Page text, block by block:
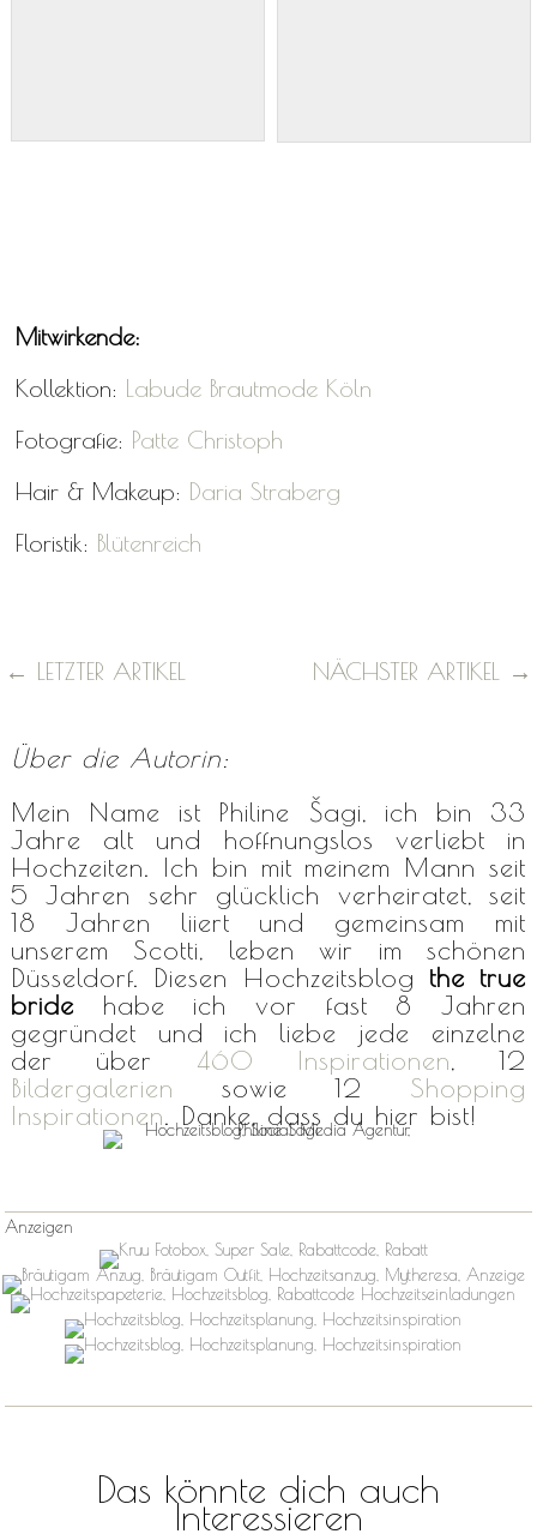
Mitwirkende:
Kollektion: Labude Brautmode Köln
Fotografie: Patte Christoph
Hair & Makeup: Daria Straberg
Floristik: Blütenreich
← LETZTER ARTIKEL NÄCHSTER ARTIKEL →
Über die Autorin:
Mein Name ist Philine Šagi, ich bin 33
Jahre alt und hoffnungslos verliebt in
Hochzeiten. Ich bin mit meinem Mann seit
5 Jahren sehr glücklich verheiratet, seit
18 Jahren liiert und gemeinsam mit
unserem Scotti, leben wir im schönen
Düsseldorf. Diesen Hochzeitsblog the true
bride habe ich vor fast 8 Jahren
gegründet und ich liebe jede einzelne
der über 460 Inspirationen, 12
Bildergalerien sowie 12 Shopping
Inspirationen. Danke, dass du hier bist!
Anzeigen
Das könnte dich auch
Interessieren